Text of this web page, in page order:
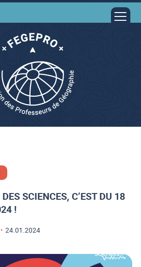
SCIENCES, C’EST DU 18
!
• 24.01.2024